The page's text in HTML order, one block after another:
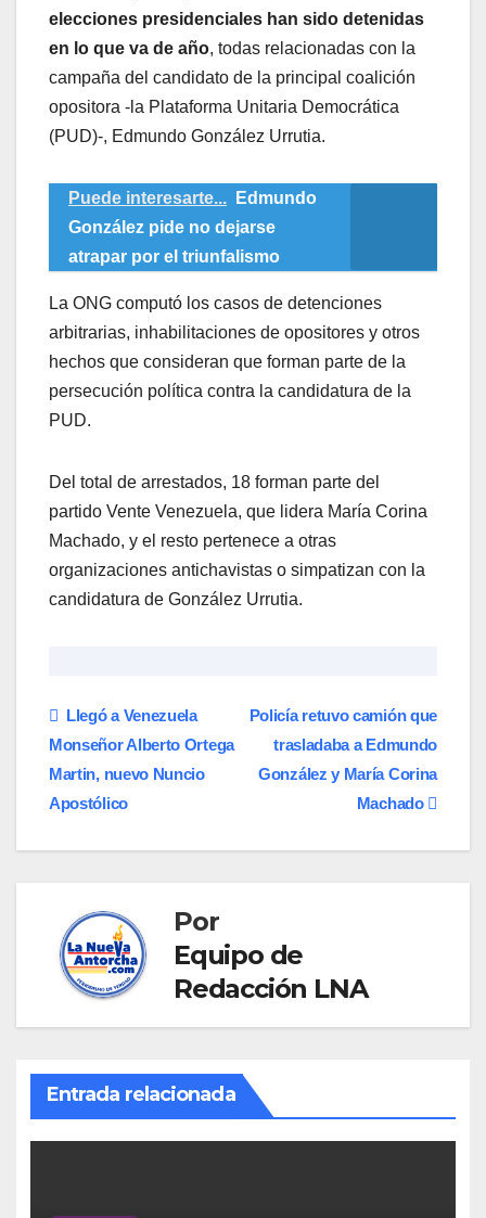
elecciones presidenciales han sido detenidas
en lo que va de año, todas relacionadas con la
campaña del candidato de la principal coalición
opositora -la Plataforma Unitaria Democrática
(PUD)-, Edmundo González Urrutia.
Puede interesarte...
Edmundo
González pide no dejarse
atrapar por el triunfalismo
La ONG computó los casos de detenciones
arbitrarias, inhabilitaciones de opositores y otros
hechos que consideran que forman parte de la
persecución política contra la candidatura de la
PUD.
Del total de arrestados, 18 forman parte del
partido Vente Venezuela, que lidera María Corina
Machado, y el resto pertenece a otras
organizaciones antichavistas o simpatizan con la
candidatura de González Urrutia.
Navegación
de
entradas
Policía retuvo camión que
trasladaba a Edmundo
González y María Corina
Machado
Llegó a Venezuela
Monseñor Alberto Ortega
Martin, nuevo Nuncio
Apostólico
Por
Equipo de
Redacción LNA
Entrada relacionada